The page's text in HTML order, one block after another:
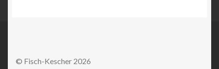
© Fisch-Kescher 2026